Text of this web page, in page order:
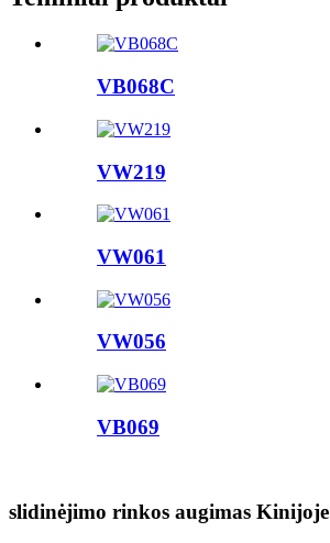
VB068C
VW219
VW061
VW056
VB069
slidinėjimo rinkos augimas Kinijoje